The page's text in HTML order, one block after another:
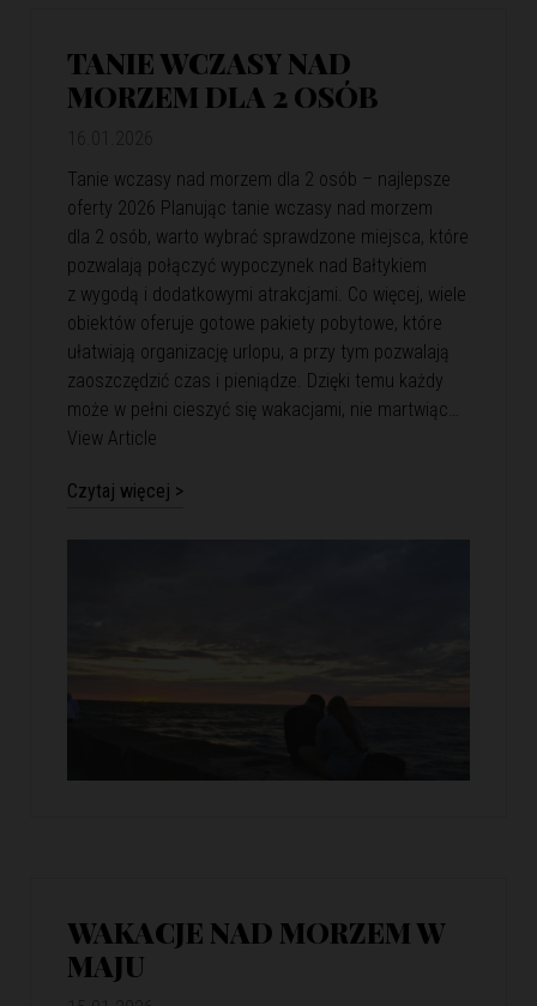
TANIE WCZASY NAD
MORZEM DLA 2 OSÓB
Tanie wczasy nad morzem dla 2 osób – najlepsze
oferty 2026 Planując tanie wczasy nad morzem
dla 2 osób, warto wybrać sprawdzone miejsca, które
pozwalają połączyć wypoczynek nad Bałtykiem
z wygodą i dodatkowymi atrakcjami. Co więcej, wiele
obiektów oferuje gotowe pakiety pobytowe, które
ułatwiają organizację urlopu, a przy tym pozwalają
zaoszczędzić czas i pieniądze. Dzięki temu każdy
może w pełni cieszyć się wakacjami, nie martwiąc…
View Article
Czytaj więcej >
WAKACJE NAD MORZEM W
MAJU